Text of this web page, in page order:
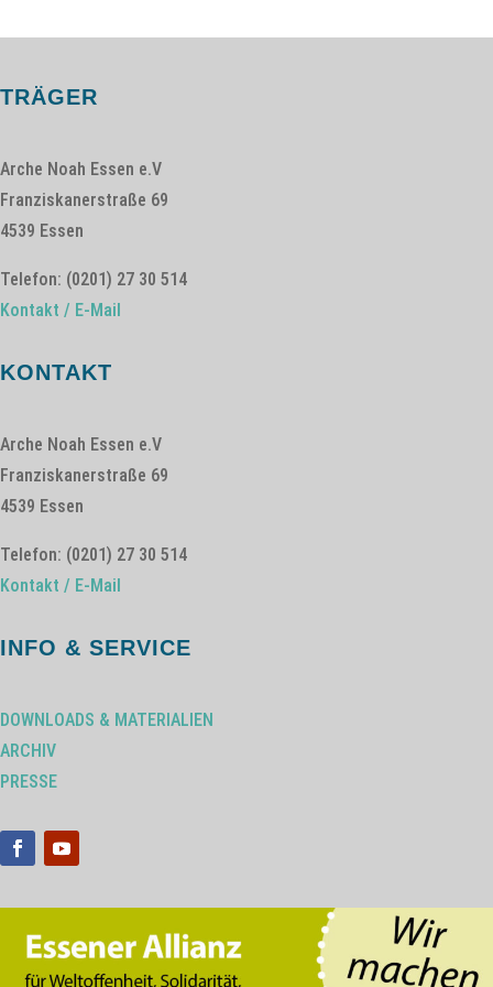
TRÄGER
Arche Noah Essen e.V
Franziskanerstraße 69
4539 Essen
Telefon: (0201) 27 30 514
Kontakt / E-Mail
KONTAKT
Arche Noah Essen e.V
Franziskanerstraße 69
4539 Essen
Telefon: (0201) 27 30 514
Kontakt / E-Mail
INFO & SERVICE
DOWNLOADS & MATERIALIEN
ARCHIV
PRESSE